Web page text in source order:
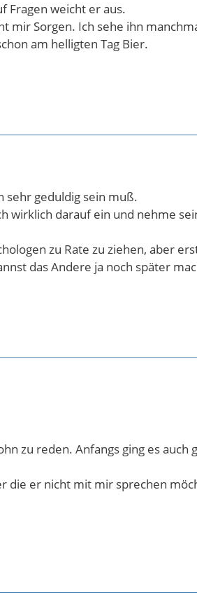
Fragen weicht er aus.
mir Sorgen. Ich sehe ihn
am helligten Tag Bier.
sehr geduldig sein muß.
wirklich darauf ein und nehme
zu Rate zu ziehen, aber
das Andere ja noch später
zu reden. Anfangs ging es auch
die er nicht mit mir sprechen